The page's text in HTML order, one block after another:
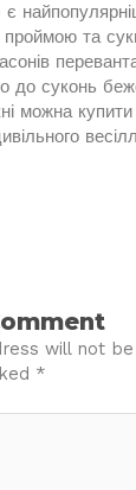
та
до суконь
можна
will not
*